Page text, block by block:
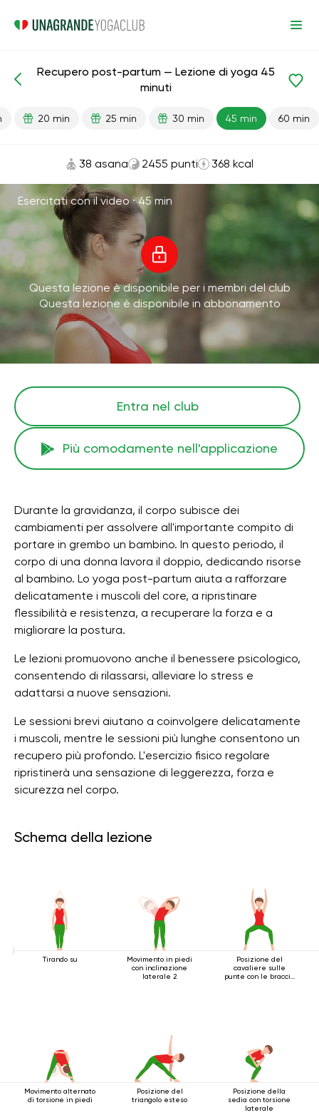
Gravidanza
Recupero post-partum — Lezione di yoga 45
minuti
20 min 25 min 30 min 45 min 60 min
38 asana 2455 punti 368 kcal
Esercitati con il video ·45 min
Questa lezione è disponibile per i membri del club
Questa lezione è disponibile in abbonamento
Entra nel club
Più comodamente nell'applicazione
Durante la gravidanza, il corpo subisce dei
cambiamenti per assolvere all'importante compito di
portare in grembo un bambino. In questo periodo, il
corpo di una donna lavora il doppio, dedicando risorse
al bambino. Lo yoga post-partum aiuta a rafforzare
delicatamente i muscoli del core, a ripristinare
flessibilità e resistenza, a recuperare la forza e a
migliorare la postura.
Le lezioni promuovono anche il benessere psicologico,
consentendo di rilassarsi, alleviare lo stress e
adattarsi a nuove sensazioni.
Le sessioni brevi aiutano a coinvolgere delicatamente
i muscoli, mentre le sessioni più lunghe consentono un
recupero più profondo. L'esercizio fisico regolare
ripristinerà una sensazione di leggerezza, forza e
sicurezza nel corpo.
Schema della lezione
Tirando su
Movimento in piedi
con inclinazione
laterale 2
Posizione del
cavaliere sulle
punte con le braccia
Movimento alternato
di torsione in piedi
Posizione del
triangolo esteso
Posizione della
sedia con torsione
laterale